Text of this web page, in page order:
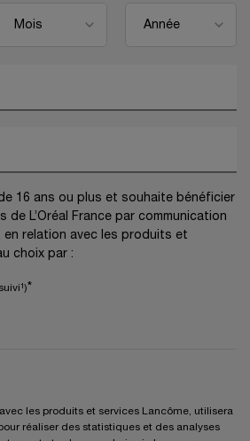
16 ans ou plus et souhaite bénéficier
de L’Oréal France par communication
relation avec les produits et
choix par :
*
les produits et services Lancôme, utilisera
réaliser des statistiques et des analyses